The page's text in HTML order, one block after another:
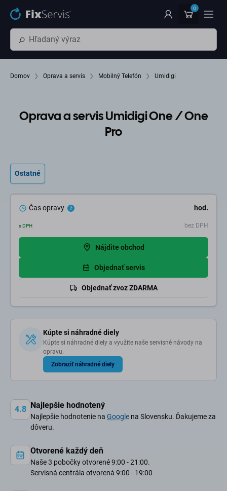
Preskočiť na hlavný obsah 0
Domov Oprava a servis Mobilný Telefón Umidigi
Oprava a servis Umidigi One / One
Pro
Ostatné
Čas opravy hod.
s DPH bez DPH
Nájdite obchod
Objednať servis
Objednať zvoz ZDARMA
Kúpte si náhradné diely
Kúpte si náhradné diely a využite naše servisné návody na
opravu.
Zobraziť náhradné diely
4.8 Najlepšie hodnotený
Najlepšie hodnotenie na Google na Slovensku. Ďakujeme za
dôveru.
Otvorené každý deň
Naše 3 pobočky otvorené 9:00 - 21:00.
Servisná centrála otvorená 9:00 - 19:00